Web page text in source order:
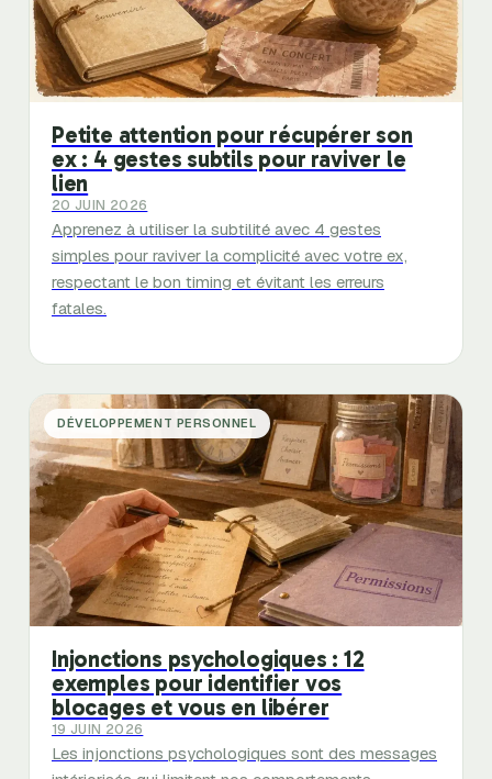
Petite attention pour récupérer son
ex : 4 gestes subtils pour raviver le
lien
20 JUIN 2026
Apprenez à utiliser la subtilité avec 4 gestes
simples pour raviver la complicité avec votre ex,
respectant le bon timing et évitant les erreurs
fatales.
DÉVELOPPEMENT PERSONNEL
Injonctions psychologiques : 12
exemples pour identifier vos
blocages et vous en libérer
19 JUIN 2026
Les injonctions psychologiques sont des messages